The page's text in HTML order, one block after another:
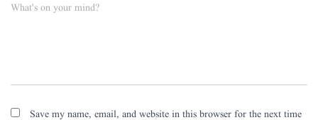
What's on your mind?
Save my name, email, and website in this browser for the next time